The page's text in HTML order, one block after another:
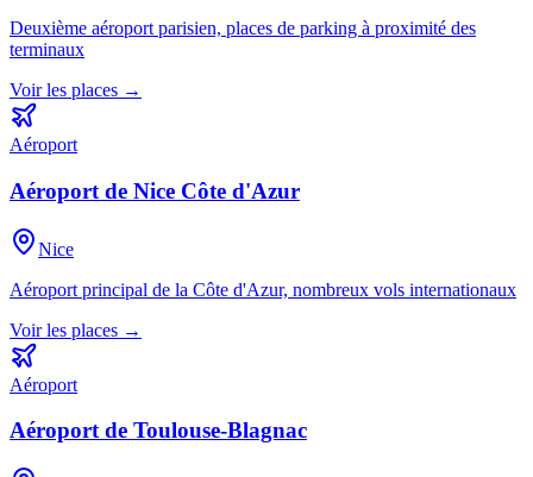
Deuxième aéroport parisien, places de parking à proximité des
terminaux
Voir les places →
Aéroport
Aéroport de Nice Côte d'Azur
Nice
Aéroport principal de la Côte d'Azur, nombreux vols internationaux
Voir les places →
Aéroport
Aéroport de Toulouse-Blagnac